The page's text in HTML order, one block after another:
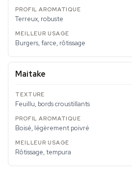
Terreux, robuste
Burgers, farce, rôtissage
Maitake
Feuillu, bords croustillants
Boisé, légèrement poivré
Rôtissage, tempura